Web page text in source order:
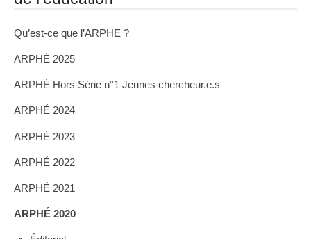
Qu’est-ce que l’ARPHE ?
ARPHÉ 2025
ARPHÉ Hors Série n°1 Jeunes chercheur.e.s
ARPHÉ 2024
ARPHÉ 2023
ARPHÉ 2022
ARPHÉ 2021
ARPHÉ 2020